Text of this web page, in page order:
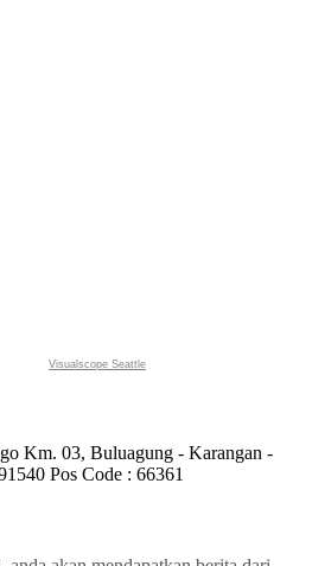
Visualscope Seattle
Km. 03, Buluagung - Karangan -
Pos Code : 66361